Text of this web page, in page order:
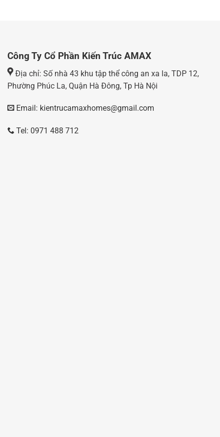
Công Ty Cổ Phần Kiến Trúc AMAX
Địa chỉ: Số nhà 43 khu tập thể công an xa la, TDP 12,
Phường Phúc La, Quận Hà Đông, Tp Hà Nội
Email: kientrucamaxhomes@gmail.com
Tel: 0971 488 712